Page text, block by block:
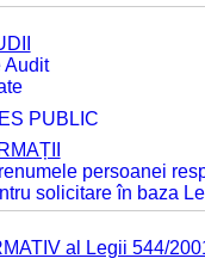
Audit
PUBLIC
persoanei
solicitare în baza
al Legii 544/